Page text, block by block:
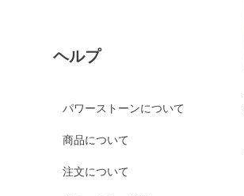
ヘルプ
パワーストーンについて
商品について
注文について